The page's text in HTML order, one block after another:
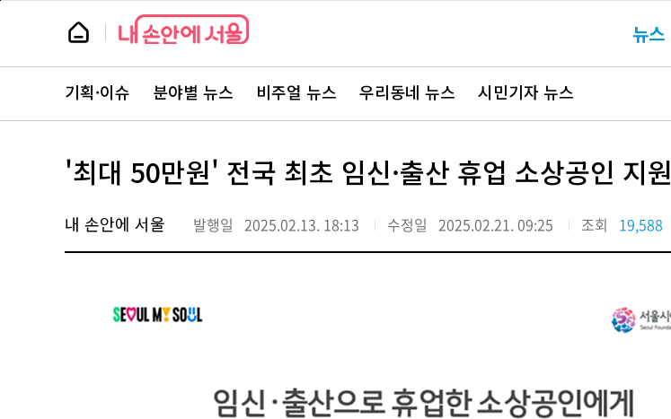
본
뉴
스 요뉴스
뉴
스
주
서
바
로
기획·이슈 분야별 뉴스 비주얼 뉴스 우리동네 뉴스 시민기자 뉴스
'최대 50만원' 전국 최초 임신·출산 휴업 소상공인 지원
내 손안에 서울 발행일 2025.02.13. 18:13 수정일 2025.02.21. 09:25 조회 19,588
페